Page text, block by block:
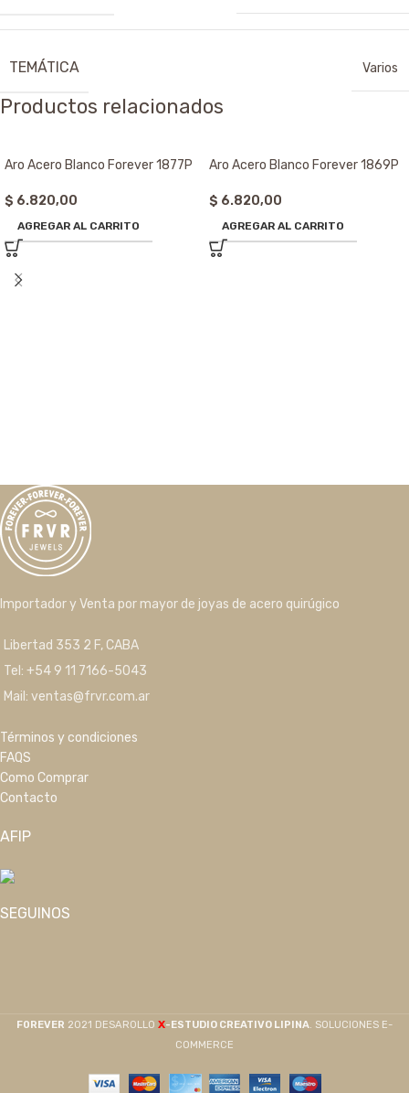
TEMÁTICA Varios
Productos relacionados
Aro Acero Blanco Forever 1877P
$ 6.820,00
AGREGAR AL CARRITO
Aro Acero Blanco Forever 1869P
$ 6.820,00
AGREGAR AL CARRITO
Importador y Venta por mayor de joyas de acero quirúgico
Libertad 353 2 F, CABA
Tel: +54 9 11 7166-5043
Mail: ventas@frvr.com.ar
Términos y condiciones
FAQS
Como Comprar
Contacto
AFIP
SEGUINOS
F0REVER 2021 DESAROLLO X-ESTUDIO CREATIVO LIPINA. SOLUCIONES E-
COMMERCE